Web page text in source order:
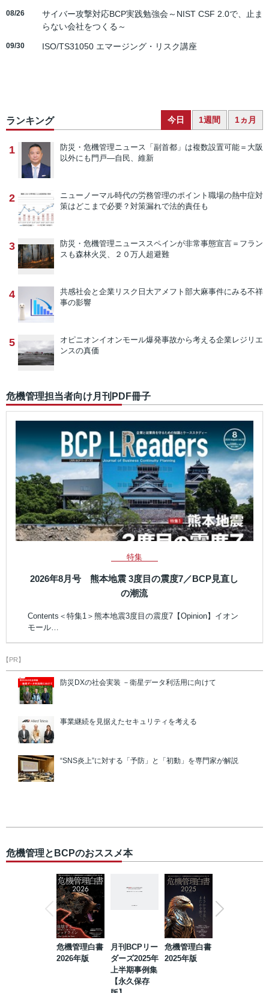
08/26
サイバー攻撃対応BCP実践勉強会～NIST CSF 2.0で、止ま
らない会社をつくる～
09/30 ISO/TS31050 エマージング・リスク講座
ランキング 今日 1週間 1ヵ月
1 防災・危機管理ニュース 「副首都」は複数設置可能＝大阪
以外にも門戸―自民、維新
2 ニューノーマル時代の労務管理のポイント 職場の熱中症対
策はどこまで必要？対策漏れで法的責任も
3 防災・危機管理ニューススペインが非常事態宣言＝フラン
スも森林火災、２０万人超避難
4 共感社会と企業リスク 日大アメフト部大麻事件にみる不祥
事の影響
5 オピニオンイオンモール爆発事故から考える企業レジリエ
ンスの真価
危機管理担当者向け月刊PDF冊子
特集
2026年8月号 熊本地震 3度目の震度7／BCP見直し
の潮流
Contents＜特集1＞熊本地震3度目の震度7【Opinion】イオン
モール…
【PR】
防災DXの社会実装 －衛星データ利活用に向けて
事業継続を見据えたセキュリティを考える
“SNS炎上”に対する「予防」と「初動」を専門家が解説
危機管理とBCPのおススメ本
危機管理白書
2026年版
月刊BCPリー
ダーズ2025年
上半期事例集
【永久保存
危機管理白書
2025年版